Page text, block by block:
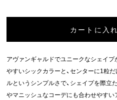
カートに入
アヴァンギャルドでユニークなシェイ
やすいシックカラーと、センターに1粒
ルというシンプルさで、シェイプを際立
やマニッシュなコーデにも合わせやすい